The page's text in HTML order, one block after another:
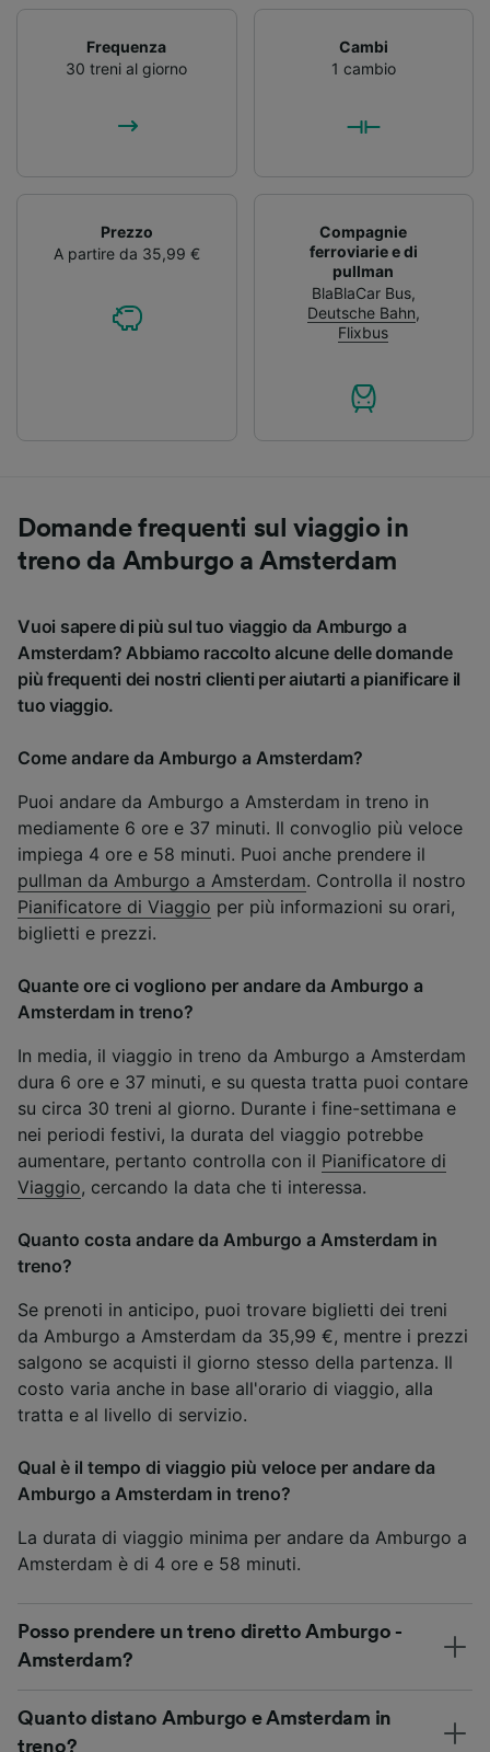
Frequenza
30 treni al giorno
Cambi
1 cambio
Prezzo
A partire da 35,99 €
Compagnie
ferroviarie e di
pullman
BlaBlaCar Bus,
Deutsche Bahn,
Flixbus
Domande frequenti sul viaggio in
treno da Amburgo a Amsterdam
Vuoi sapere di più sul tuo viaggio da Amburgo a
Amsterdam? Abbiamo raccolto alcune delle domande
più frequenti dei nostri clienti per aiutarti a pianificare il
tuo viaggio.
Come andare da Amburgo a Amsterdam?
Puoi andare da Amburgo a Amsterdam in treno in
mediamente 6 ore e 37 minuti. Il convoglio più veloce
impiega 4 ore e 58 minuti. Puoi anche prendere il
pullman da Amburgo a Amsterdam. Controlla il nostro
Pianificatore di Viaggio per più informazioni su orari,
biglietti e prezzi.
Quante ore ci vogliono per andare da Amburgo a
Amsterdam in treno?
In media, il viaggio in treno da Amburgo a Amsterdam
dura 6 ore e 37 minuti, e su questa tratta puoi contare
su circa 30 treni al giorno. Durante i fine-settimana e
nei periodi festivi, la durata del viaggio potrebbe
aumentare, pertanto controlla con il Pianificatore di
Viaggio, cercando la data che ti interessa.
Quanto costa andare da Amburgo a Amsterdam in
treno?
Se prenoti in anticipo, puoi trovare biglietti dei treni
da Amburgo a Amsterdam da 35,99 €, mentre i prezzi
salgono se acquisti il giorno stesso della partenza. Il
costo varia anche in base all'orario di viaggio, alla
tratta e al livello di servizio.
Qual è il tempo di viaggio più veloce per andare da
Amburgo a Amsterdam in treno?
La durata di viaggio minima per andare da Amburgo a
Amsterdam è di 4 ore e 58 minuti.
Posso prendere un treno diretto Amburgo -
Amsterdam?
Quanto distano Amburgo e Amsterdam in
treno?